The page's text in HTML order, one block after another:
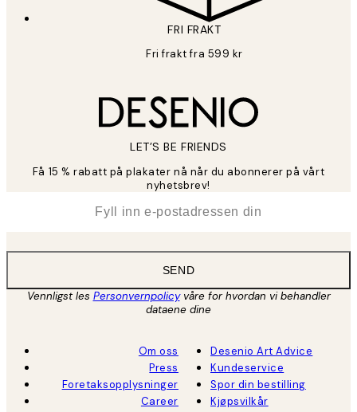
FRI FRAKT
Fri frakt fra 599 kr
LET’S BE FRIENDS
Få 15 % rabatt på plakater nå når du abonnerer på vårt
nyhetsbrev!
SEND
Vennligst les Personvernpolicyvåre for hvordan vi behandler
dataene dine
Om oss
Press
Foretaksopplysninger
Career
Desenio Art Advice
Kundeservice
Spor din bestilling
Kjøpsvilkår